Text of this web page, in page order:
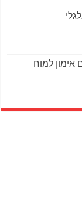
אימון למוח